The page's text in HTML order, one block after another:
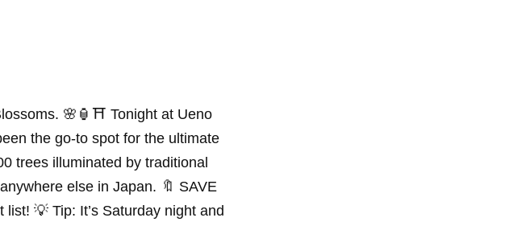
🌸🏮⛩️ Tonight at Ueno
the go-to spot for the ultimate
trees illuminated by traditional
else in Japan. 🔖 SAVE
💡 Tip: It’s Saturday night and